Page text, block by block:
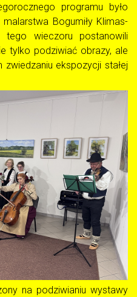
programu było
Bogumiły Klimas-
tego wieczoru postanowili
tylko podziwiać obrazy, ale
ekspozycji stałej
na podziwianiu wystawy